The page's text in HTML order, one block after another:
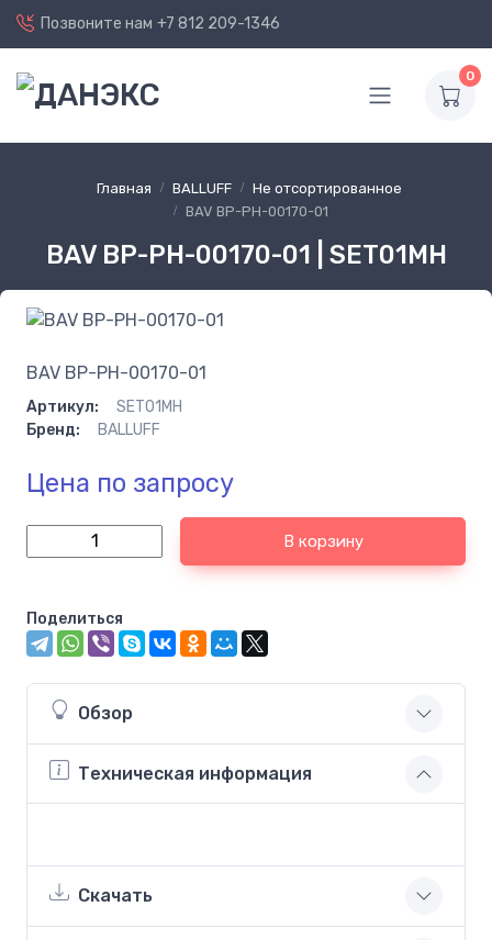
Позвоните нам +7 812 209-1346
0
Главная BALLUFF
Не отсортированное
BAV BP-PH-00170-01
BAV BP-PH-00170-01 | SET01MH
BAV BP-PH-00170-01
Артикул:
SET01MH
Бренд:
BALLUFF
Цена по запросу
В корзину
Поделиться
Обзор
Техническая информация
Скачать